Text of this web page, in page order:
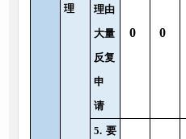
理
理由
大量
反复
申
请
0 0
5. 要